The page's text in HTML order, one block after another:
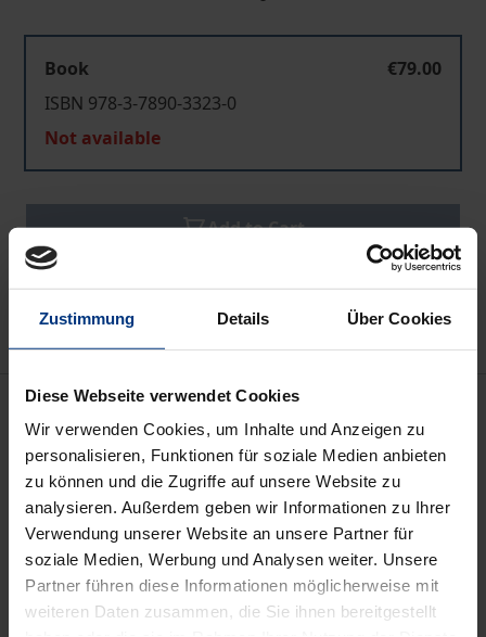
Zustimmung Details Über Cookies
Diese Webseite verwendet Cookies
Wir verwenden Cookies, um Inhalte und Anzeigen zu
personalisieren, Funktionen für soziale Medien anbieten
zu können und die Zugriffe auf unsere Website zu
analysieren. Außerdem geben wir Informationen zu Ihrer
Verwendung unserer Website an unsere Partner für
soziale Medien, Werbung und Analysen weiter. Unsere
Partner führen diese Informationen möglicherweise mit
weiteren Daten zusammen, die Sie ihnen bereitgestellt
Book
€79.00
ISBN 978-3-7890-3323-0
Not available
Add to Cart
Add to Wish List
Delivery cost notice
Bibliographical data
Edition
22
ISBN
978-3-7890-3323-0